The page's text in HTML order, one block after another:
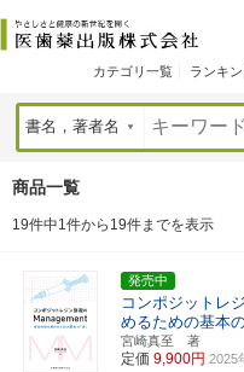
カテゴリ一覧 ランキ
商品一覧
19件中1件から19件までを表示
発売中
コンポジットレ
めるための基本の
宮崎真至 著
定価 9,900円 2025